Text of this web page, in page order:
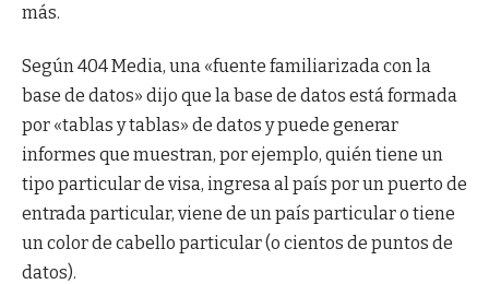
más.
Según 404 Media, una «fuente familiarizada con la
base de datos» dijo que la base de datos está formada
por «tablas y tablas» de datos y puede generar
informes que muestran, por ejemplo, quién tiene un
tipo particular de visa, ingresa al país por un puerto de
entrada particular, viene de un país particular o tiene
un color de cabello particular (o cientos de puntos de
datos).